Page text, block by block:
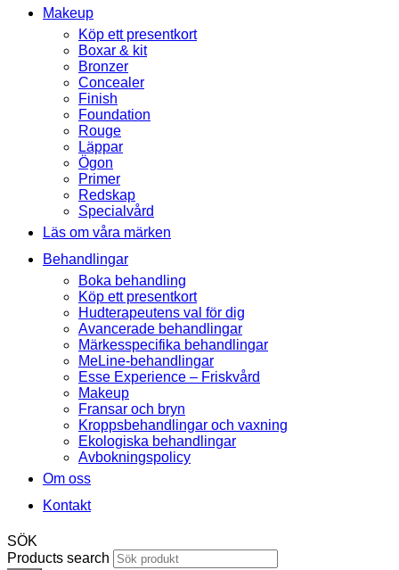
Makeup
Köp ett presentkort
Boxar & kit
Bronzer
Concealer
Finish
Foundation
Rouge
Läppar
Ögon
Primer
Redskap
Specialvård
Läs om våra märken
Behandlingar
Boka behandling
Köp ett presentkort
Hudterapeutens val för dig
Avancerade behandlingar
Märkesspecifika behandlingar
MeLine-behandlingar
Esse Experience – Friskvård
Makeup
Fransar och bryn
Kroppsbehandlingar och vaxning
Ekologiska behandlingar
Avbokningspolicy
Om oss
Kontakt
SÖK
Products search